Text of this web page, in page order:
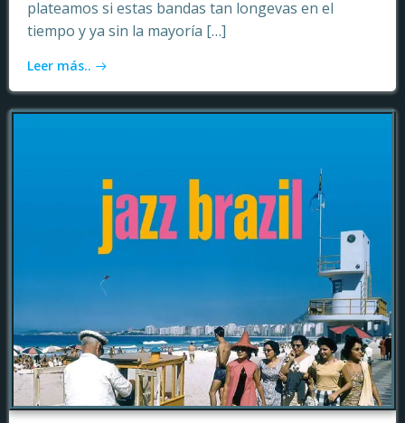
plateamos si estas bandas tan longevas en el
tiempo y ya sin la mayoría […]
Leer más..